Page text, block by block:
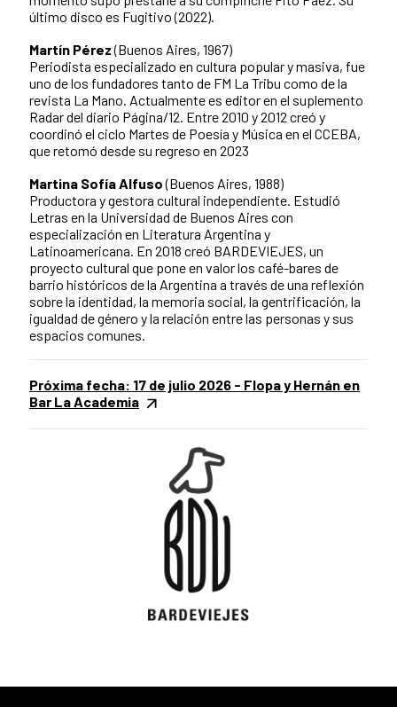
último disco es Fugitivo (2022).
Martín Pérez(Buenos Aires, 1967)
Periodista especializado en cultura popular y masiva, fue
uno de los fundadores tanto de FM La Tribu como de la
revista La Mano. Actualmente es editor en el suplemento
Radar del diario Página/12. Entre 2010 y 2012 creó y
coordinó el ciclo Martes de Poesía y Música en el CCEBA,
que retomó desde su regreso en 2023
Martina Sofía Alfuso(Buenos Aires, 1988)
Productora y gestora cultural independiente. Estudió
Letras en la Universidad de Buenos Aires con
especialización en Literatura Argentina y
Latinoamericana. En 2018 creó BARDEVIEJES, un
proyecto cultural que pone en valor los café-bares de
barrio históricos de la Argentina a través de una reflexión
sobre la identidad, la memoria social, la gentrificación, la
igualdad de género y la relación entre las personas y sus
espacios comunes.
Próxima fecha: 17 de julio 2026 - Flopa y Hernán en
Bar La Academia